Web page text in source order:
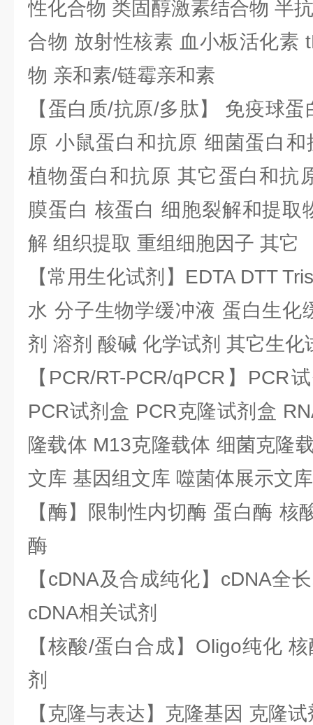
性化合物 类固醇激素结合物 半
合物 放射性核素 血小板活化素
物 亲和素/链霉亲和素
【蛋白质/抗原/多肽】 免疫球
原 小鼠蛋白和抗原 细菌蛋白
植物蛋白和抗原 其它蛋白和抗
膜蛋白 核蛋白 细胞裂解和提取
解 组织提取 重组细胞因子 其它
【常用生化试剂】EDTA DTT
水 分子生物学缓冲液 蛋白生化
剂 溶剂 酸碱 化学试剂 其它生化
【PCR/RT-PCR/qPCR】PCR
PCR试剂盒 PCR克隆试剂盒
隆载体 M13克隆载体 细菌克隆
文库 基因组文库 噬菌体展示文库
【酶】限制性内切酶 蛋白酶 核
酶
【cDNA及合成纯化】cDNA全
cDNA相关试剂
【核酸/蛋白合成】Oligo纯化
剂
【克隆与表达】克隆基因 克隆